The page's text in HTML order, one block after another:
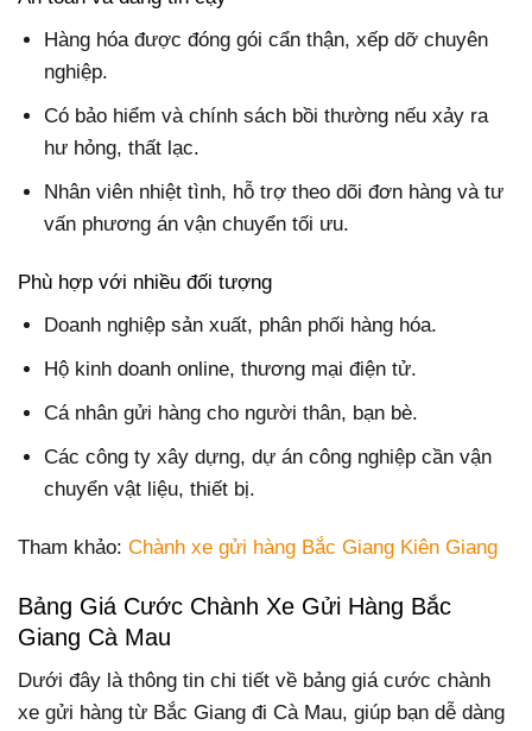
Hàng hóa được đóng gói cẩn thận, xếp dỡ chuyên
nghiệp.
Có bảo hiểm và chính sách bồi thường nếu xảy ra
hư hỏng, thất lạc.
Nhân viên nhiệt tình, hỗ trợ theo dõi đơn hàng và tư
vấn phương án vận chuyển tối ưu.
Phù hợp với nhiều đối tượng
Doanh nghiệp sản xuất, phân phối hàng hóa.
Hộ kinh doanh online, thương mại điện tử.
Cá nhân gửi hàng cho người thân, bạn bè.
Các công ty xây dựng, dự án công nghiệp cần vận
chuyển vật liệu, thiết bị.
Tham khảo: Chành xe gửi hàng Bắc Giang Kiên Giang
Bảng Giá Cước Chành Xe Gửi Hàng Bắc
Giang Cà Mau
Dưới đây là thông tin chi tiết về bảng giá cước chành
xe gửi hàng từ Bắc Giang đi Cà Mau, giúp bạn dễ dàng